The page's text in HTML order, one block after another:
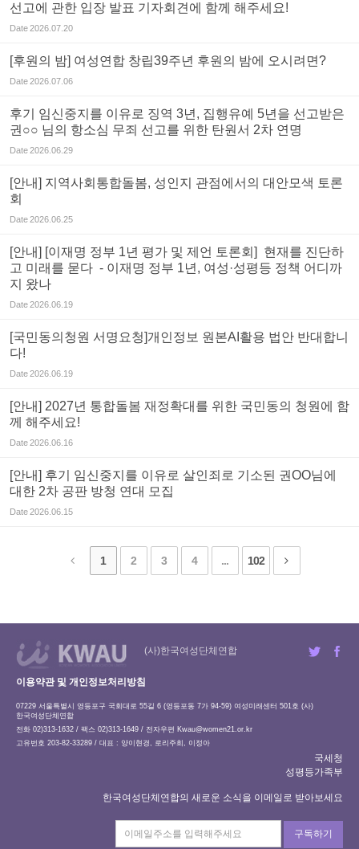
선고에 관한 입장 발표 기자회견에 함께 해주세요!
Date2026.07.20
[후원의 밤] 여성연합 창립39주년 후원의 밤에 오시려면?
Date2026.07.06
후기 임신중지를 이유로 징역 3년, 집행유예 5년을 선고받은
권○○ 님의 항소심 무죄 선고를 위한 탄원서 2차 연명
Date2026.06.29
[안내] 지역사회통합돌봄, 성인지 관점에서의 대안모색 토론
회
Date2026.06.25
[안내] [이재명 정부 1년 평가 및 제언 토론회] 현재를 진단하
고 미래를 묻다 - 이재명 정부 1년, 여성·성평등 정책 어디까
지 왔나
Date2026.06.19
[국민동의청원 서명요청]개인정보 원본AI활용 법안 반대합니
다!
Date2026.06.19
[안내] 2027년 통합돌봄 재정확대를 위한 국민동의 청원에 함
께 해주세요!
Date2026.06.16
[안내] 후기 임신중지를 이유로 살인죄로 기소된 권OO님에
대한 2차 공판 방청 연대 모집
Date2026.06.15
1 2 3 4 ... 102
(사)한국여성단체연합
이용약관 및 개인정보처리방침
07229 서울특별시 영등포구 국회대로 55길 6 (영등포동 7가 94-59) 여성미래센터 501호 (사)
한국여성단체연합
전화 02)313-1632 / 팩스 02)313-1649 / 전자우편 Kwau@women21.or.kr
고유번호 203-82-33289 / 대표 : 양이현경, 로리주희, 이정아
국세청
성평등가족부
한국여성단체연합의 새로운 소식을 이메일로 받아보세요
구독하기